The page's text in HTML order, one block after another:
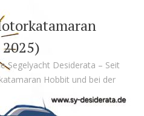
Segelyacht Desiderata – Seit
Hobbit und bei der